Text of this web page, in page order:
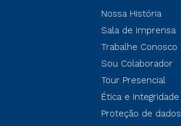
Nossa História
Sala de Imprensa
Trabalhe Conosco
Sou Colaborador
Tour Presencial
Ética e Integridade
Proteção de dados